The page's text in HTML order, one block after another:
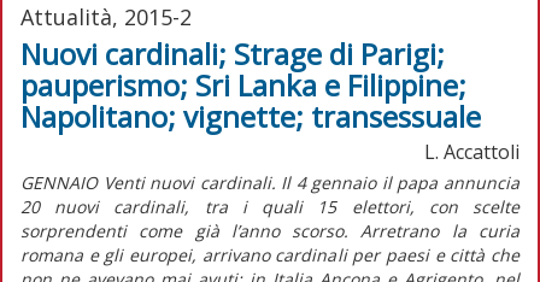
Attualità, 2015-2
Nuovi cardinali; Strage di Parigi;
pauperismo; Sri Lanka e Filippine;
Napolitano; vignette; transessuale
L. Accattoli
GENNAIO Venti nuovi cardinali. Il 4 gennaio il papa annuncia
20 nuovi cardinali, tra i quali 15 elettori, con scelte
sorprendenti come già l’anno scorso. Arretrano la curia
romana e gli europei, arrivano cardinali per paesi e città che